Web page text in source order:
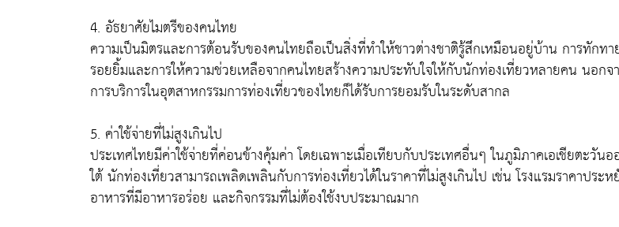
4. อัธยาศัยไมตรีของคนไทย
ความเป็นมิตรและการต้อนรับของคนไทยถือเป็นสิ่งที่ทำให้ชาวต่างชาติรู้สึกเหมือนอยู่บ้าน การทักท
รอยยิ้มและการให้ความช่วยเหลือจากคนไทยสร้างความประทับใจให้กับนักท่องเที่ยวหลายคน นอกจ
การบริการในอุตสาหกรรมการท่องเที่ยวของไทยก็ได้รับการยอมรับในระดับสากล
5. ค่าใช้จ่ายที่ไม่สูงเกินไป
ประเทศไทยมีค่าใช้จ่ายที่ค่อนข้างคุ้มค่า โดยเฉพาะเมื่อเทียบกับประเทศอื่นๆ ในภูมิภาคเอเชียตะวันอ
ใต้ นักท่องเที่ยวสามารถเพลิดเพลินกับการท่องเที่ยวได้ในราคาที่ไม่สูงเกินไป เช่น โรงแรมราคาประ
อาหารที่มีอาหารอร่อย และกิจกรรมที่ไม่ต้องใช้งบประมาณมาก